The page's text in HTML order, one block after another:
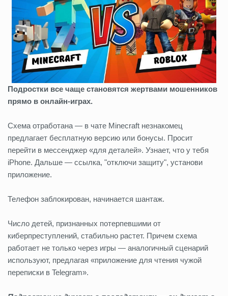
Подростки все чаще становятся жертвами мошенников
прямо в онлайн-играх.
Схема отработана — в чате Minecraft незнакомец
предлагает бесплатную версию или бонусы. Просит
перейти в мессенджер «для деталей». Узнает, что у тебя
iPhone. Дальше — ссылка, "отключи защиту", установи
приложение.
Телефон заблокирован, начинается шантаж.
Число детей, признанных потерпевшими от
киберпреступлений, стабильно растет. Причем схема
работает не только через игры — аналогичный сценарий
используют, предлагая «приложение для чтения чужой
переписки в Telegram».